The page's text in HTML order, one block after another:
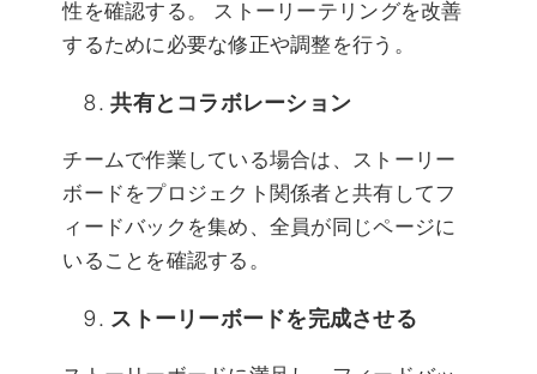
性を確認する。 ストーリーテリングを改善
するために必要な修正や調整を行う。
共有とコラボレーション
チームで作業している場合は、ストーリー
ボードをプロジェクト関係者と共有してフ
ィードバックを集め、全員が同じページに
いることを確認する。
ストーリーボードを完成させる